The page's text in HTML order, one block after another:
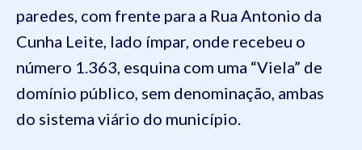
paredes, com frente para a Rua Antonio da
Cunha Leite, lado ímpar, onde recebeu o
número 1.363, esquina com uma “Viela” de
domínio público, sem denominação, ambas
do sistema viário do município.